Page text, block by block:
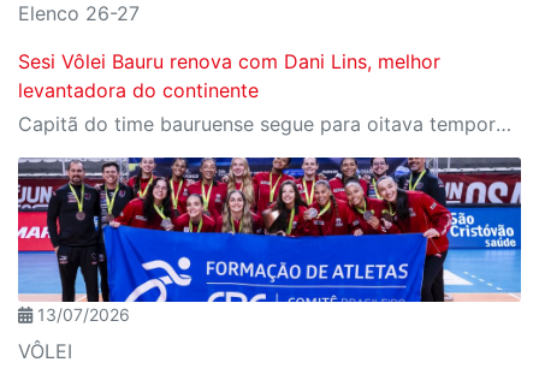
Elenco 26-27
Sesi Vôlei Bauru renova com Dani Lins, melhor
levantadora do continente
Capitã do time bauruense segue para oitava temporada consecutiva
13/07/2026
VÔLEI